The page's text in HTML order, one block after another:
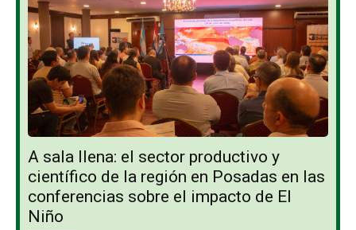
A sala llena: el sector productivo y
científico de la región en Posadas en las
conferencias sobre el impacto de El
Niño